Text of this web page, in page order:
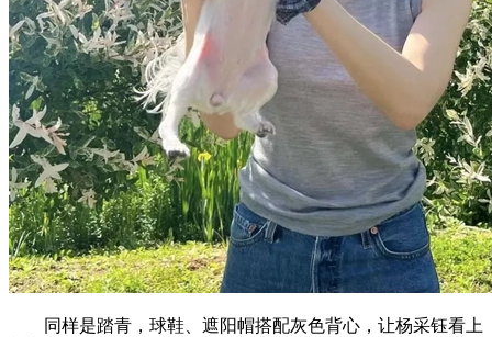
同样是踏青，球鞋、遮阳帽搭配灰色背心，让杨采钰看上